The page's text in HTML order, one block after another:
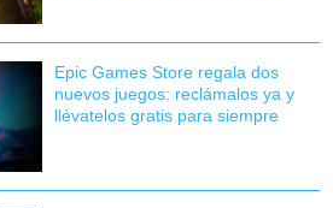
Epic Games Store regala dos
nuevos juegos: reclámalos ya y
llévatelos gratis para siempre